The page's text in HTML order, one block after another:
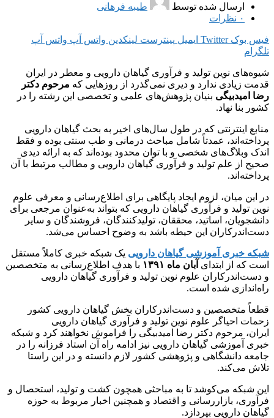
ارسال شده توسط
طیبه فرهانی
۰ نظرات
فیس بوک Twitter ایمیل پینترست لینکدین واتس آپ واتس آپ
تلگرام
شیوه‌های نوین تولید و فرآوری گیاهان دارویی و معطر در ایران
قدمت زیادی ندارد و دیری نمی‌گذرد از روزهایی که مرحوم دکتر
رضا امیدبیگی بنیان پژوهش‌های علمی و تخصصی این رشته را در
کشور بنا نهاد.
منابع اینترنتی که در طول سال‌های اخیر به بحث گیاهان دارویی
پرداخته‌اند، عمدتاً شامل مباحث درمانی و طب سنتی بوده و فقط
اندک وبلاگ‌های شخصی و با توان محدود بوده‌اند که به ارائه دیدی
صحیح از علم تولید و فرآوری گیاهان دارویی و مطالب مرتبط با آن
پرداخته‌اند.
در این میان، لزوم ایجاد پایگاهی برای اطلاع‌رسانی و معرفی علوم
نوین تولید و فرآوری گیاهان دارویی که بتواند به‌عنوان مرجعی برای
دانشجویان، اساتید، محققان، تولیدکنندگان، فروشندگان و سایر
دست‌اندرکاران این حیطه باشد به وضوح احساس می‌شد.
شبکه خبری آموزشی گیاهان دارویی یک شبکه خبری کاملاً مستقل
است که از ابتدای آبان ماه ۱۳۹۱
با هدف اطلاع‌رسانی به متخصصین
و دست‌اندرکاران علوم نوین تولید و فرآوری گیاهان دارویی
راه‌اندازی شده است.
قطعاً متخصصین و دست‌اندرکاران بخش گیاهان دارویی کشور
زحمات احیاگر علوم نوین تولید و فرآوری گیاهان دارویی
ایران، مرحوم دکتر رضا امیدبیگی را فراموش نخواهند کرد و شبکه
خبری آموزشی گیاهان دارویی نیز ادامه راه آن استاد فرزانه را در
جامعه دانشگاهی و پژوهشی کشور لازم دانسته و در این راستا
تلاش می‌کند.
این شبکه می‌کوشد تا به مباحثی همچون کشت و تولید، استحصال و
فرآوری، بازاررسانی و اقتصاد و همچنین اخبار مربوط به حوزه
گیاهان دارویی بپردازد.